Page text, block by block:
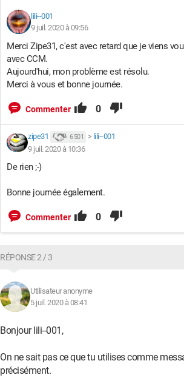
lili--001
9 juil. 2020 à 09:56
Merci Zipe31, c'est avec retard que je viens
avec CCM.
Aujourd'hui, mon problème est résolu.
Merci à vous et bonne journée.
Commenter 0
zipe31 6 501 > lili--001
9 juil. 2020 à 10:36
De rien ;-)
Bonne journée également.
Commenter 0
RÉPONSE 2 / 3
Utilisateur anonyme
5 juil. 2020 à 08:41
Bonjour lili--001,
On ne sait pas ce que tu utilises comme
précisément.